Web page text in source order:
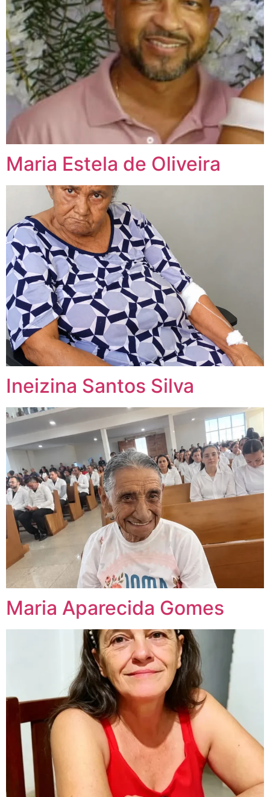
Maria Estela de Oliveira
Ineizina Santos Silva
Maria Aparecida Gomes